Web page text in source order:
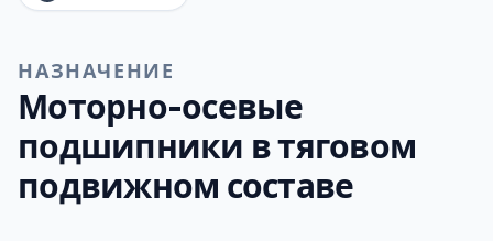
НАЗНАЧЕНИЕ
Моторно-осевые
подшипники в тяговом
подвижном составе